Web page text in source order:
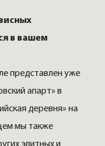
в вашем
представлен уже
апарт» в
деревня» на
мы также